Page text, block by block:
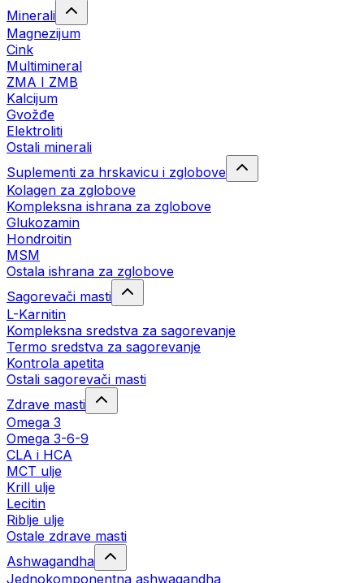
Minerali
Magnezijum
Cink
Multimineral
ZMA I ZMB
Kalcijum
Gvožđe
Elektroliti
Ostali minerali
Suplementi za hrskavicu i zglobove
Kolagen za zglobove
Kompleksna ishrana za zglobove
Glukozamin
Hondroitin
MSM
Ostala ishrana za zglobove
Sagorevači masti
L-Karnitin
Kompleksna sredstva za sagorevanje
Termo sredstva za sagorevanje
Kontrola apetita
Ostali sagorevači masti
Zdrave masti
Omega 3
Omega 3-6-9
CLA i HCA
MCT ulje
Krill ulje
Lecitin
Riblje ulje
Ostale zdrave masti
Ashwagandha
Jednokomponentna ashwagandha